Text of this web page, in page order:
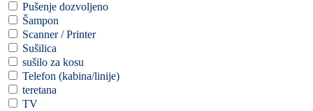
Pušenje dozvoljeno
Šampon
Scanner / Printer
Sušilica
sušilo za kosu
Telefon (kabina/linije)
teretana
TV